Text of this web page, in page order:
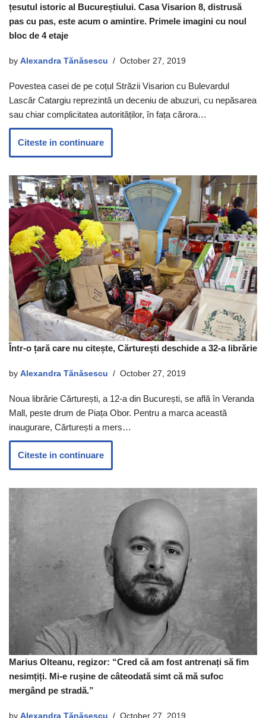
țesutul istoric al Bucureștiului. Casa Visarion 8, distrusă
pas cu pas, este acum o amintire. Primele imagini cu noul
bloc de 4 etaje
by Alexandra Tănăsescu October 27, 2019
Povestea casei de pe coțul Străzii Visarion cu Bulevardul
Lascăr Catargiu reprezintă un deceniu de abuzuri, cu nepăsarea
sau chiar complicitatea autorităților, în fața cărora…
Citeste in continuare
Într-o țară care nu citește, Cărturești deschide a 32-a librărie
by Alexandra Tănăsescu October 27, 2019
Noua librărie Cărturești, a 12-a din București, se află în Veranda
Mall, peste drum de Piața Obor. Pentru a marca această
inaugurare, Cărturești a mers…
Citeste in continuare
Marius Olteanu, regizor: “Cred că am fost antrenați să fim
nesimțiți. Mi-e rușine de câteodată simt că mă sufoc
mergând pe stradă.”
by Alexandra Tănăsescu October 27, 2019